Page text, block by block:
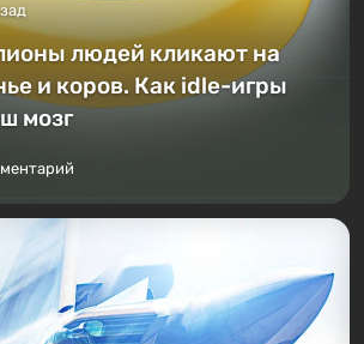
людей кликают на
и коров. Как idle-игры
мозг